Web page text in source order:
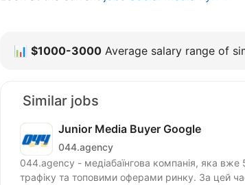
📊 $1000-3000 Average salary range of
Similar jobs
Junior Media Buyer Google
044.agency
044.agency - медіабаїнгова компанія, яка
трафіку та